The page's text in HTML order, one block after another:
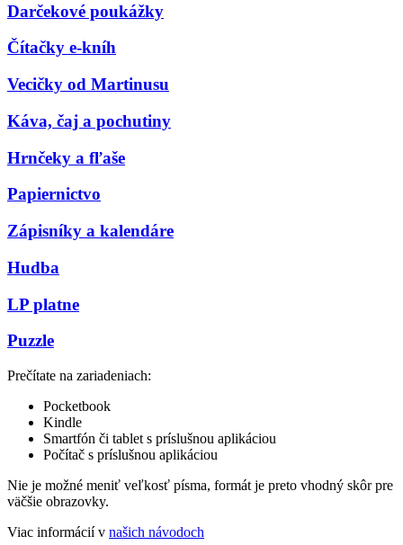
Darčekové poukážky
Čítačky e-kníh
Vecičky od Martinusu
Káva, čaj a pochutiny
Hrnčeky a fľaše
Papiernictvo
Zápisníky a kalendáre
Hudba
LP platne
Puzzle
Prečítate na zariadeniach:
Pocketbook
Kindle
Smartfón či tablet s príslušnou aplikáciou
Počítač s príslušnou aplikáciou
Nie je možné meniť veľkosť písma, formát je preto vhodný skôr pre
väčšie obrazovky.
Viac informácií v našich návodoch